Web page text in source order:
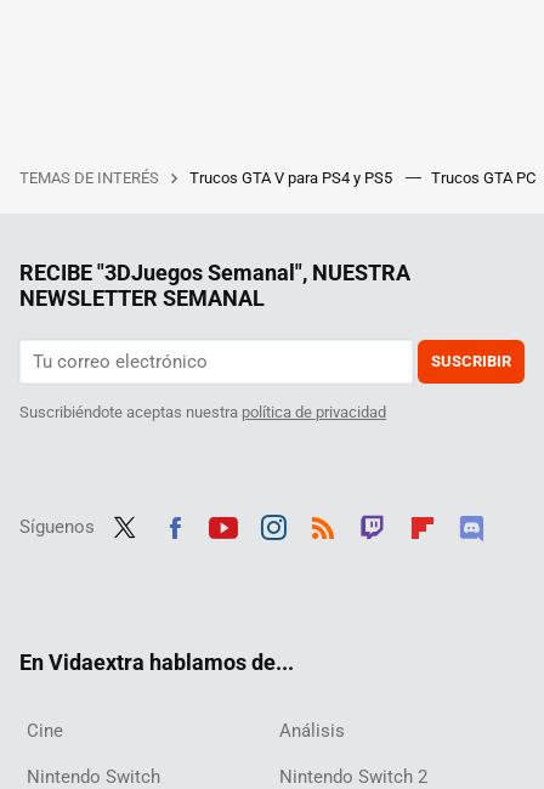
TEMAS DE INTERÉS Trucos GTA V para PS4 y PS5 Trucos GTA PC
RECIBE "3DJuegos Semanal", NUESTRA
NEWSLETTER SEMANAL
SUSCRIBIR
Suscribiéndote aceptas nuestra política de privacidad
Síguenos
En Vidaextra hablamos de...
Cine Análisis
Nintendo Switch Nintendo Switch 2